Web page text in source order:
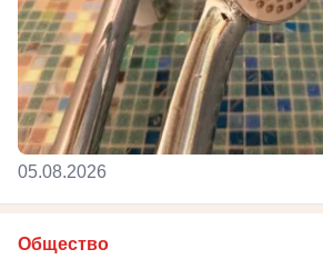
05.08.2026
Общество